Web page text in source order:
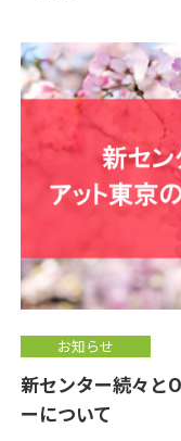
お知らせ
新センター続々と
ーについて